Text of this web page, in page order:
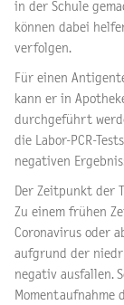
in der Schule
können dabei
verfolgen.
Für einen
kann er in
durchgeführt
die Labor-PCR-
negativen
Der Zeitpunkt der
Zu einem frühen
Coronavirus oder
aufgrund der
negativ ausfallen.
Momentaufnahme